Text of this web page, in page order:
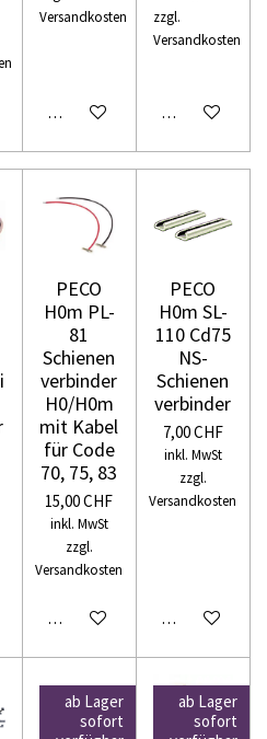
Versandkosten
In den Warenkorb
zzgl.
Versandkosten
In den
PECO
H0m PL-
81
Schienen
verbinder
H0/H0m
mit Kabel
für Code
70, 75, 83
15,00 CHF
inkl. MwSt
zzgl.
Versandkosten
In den Warenkorb
PECO
H0m SL-
110 Cd75
NS-
Schienen
verbinder
7,00 CHF
inkl. MwSt
zzgl.
Versandkosten
In den
ab Lager
sofort
ab Lager
sofort